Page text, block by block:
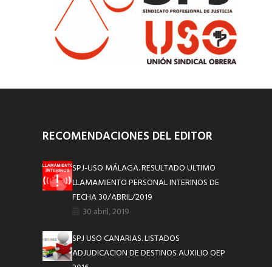
RECOMENDACIONES DEL EDITOR
SPJ-USO MÁLAGA. RESULTADO ULTIMO
LLAMAMIENTO PERSONAL INTERINOS DE
FECHA 30/ABRIL/2019
30 abril, 2019
SPJ USO CANARIAS. LISTADOS
ADJUDICACION DE DESTINOS AUXILIO OEP